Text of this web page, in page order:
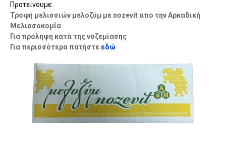
Προτείνουμε:
Τροφή μελισσιών μελοζύμ με nozevit απο την Αρκαδική
Μελισσοκομία
Για πρόληψη κατά της νοζεμίασης
Για περισσότερα πατήστε εδώ